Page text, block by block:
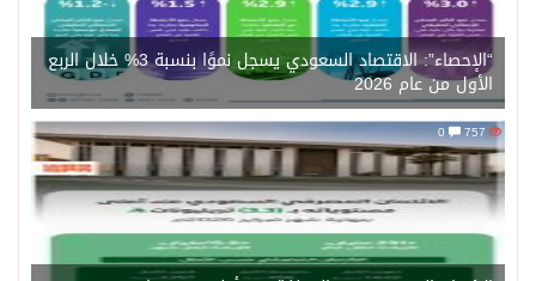
“الإحصاء”: الاقتصاد السعودي يسجل نموًا بنسبة 3% خلال الربع
الأول من عام 2026
757
0